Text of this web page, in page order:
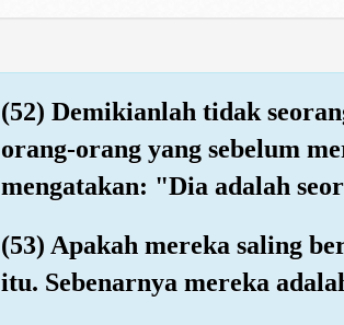
(52) Demikianlah tidak
orang-orang yang sebelum
mengatakan: "Dia adalah
(53) Apakah mereka saling
itu. Sebenarnya mereka